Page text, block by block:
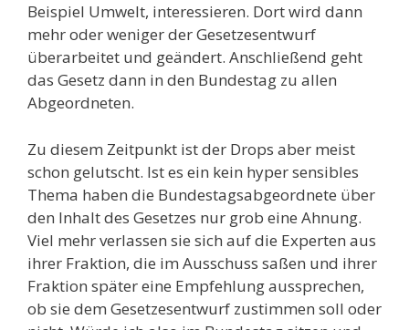
Beispiel Umwelt, interessieren. Dort wird dann
mehr oder weniger der Gesetzesentwurf
überarbeitet und geändert. Anschließend geht
das Gesetz dann in den Bundestag zu allen
Abgeordneten.
Zu diesem Zeitpunkt ist der Drops aber meist
schon gelutscht. Ist es ein kein hyper sensibles
Thema haben die Bundestagsabgeordnete über
den Inhalt des Gesetzes nur grob eine Ahnung.
Viel mehr verlassen sie sich auf die Experten aus
ihrer Fraktion, die im Ausschuss saßen und ihrer
Fraktion später eine Empfehlung aussprechen,
ob sie dem Gesetzesentwurf zustimmen soll oder